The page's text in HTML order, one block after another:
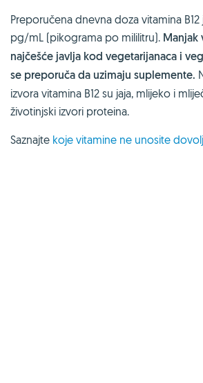
Preporučena dnevna doza vitamina
pg/mL (pikograma po mililitru). Manjak
najčešće javlja kod vegetarijanaca i
se preporuča da uzimaju suplemente.
izvora vitamina B12 su jaja, mlijeko i
životinjski izvori proteina.
Saznajte koje vitamine ne unosite